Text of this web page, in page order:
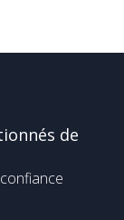
de